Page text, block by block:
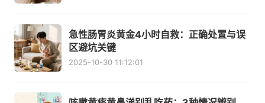
急性肠胃炎黄金4小时自救：正确处置与误
区避坑关键
2025-10-30 11:12:01